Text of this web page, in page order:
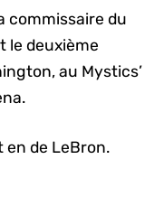
commissaire du
le deuxième
au Mystics’
en de LeBron.